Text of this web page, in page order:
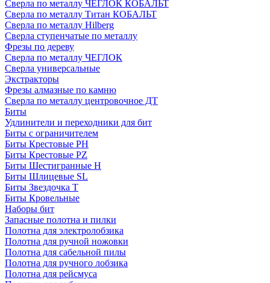
Сверла по металлу ЧЕГЛОК КОБАЛЬТ
Сверла по металлу Титан КОБАЛЬТ
Сверла по металлу Hilberg
Сверла ступенчатые по металлу
Фрезы по дереву
Сверла по металлу ЧЕГЛОК
Сверла универсальные
Экстракторы
Фрезы алмазные по камню
Сверла по металлу центровочное ДТ
Биты
Удлинители и переходники для бит
Биты с ограничителем
Биты Крестовые PH
Биты Крестовые PZ
Биты Шестигранные H
Биты Шлицевые SL
Биты Звездочка T
Биты Кровельные
Наборы бит
Запасные полотна и пилки
Полотна для электролобзика
Полотна для ручной ножовки
Полотна для сабельной пилы
Полотна для ручного лобзика
Полотна для рейсмуса